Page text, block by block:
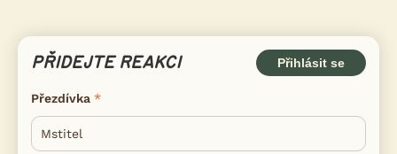
PŘIDEJTE REAKCI Přihlásit se
Přezdívka